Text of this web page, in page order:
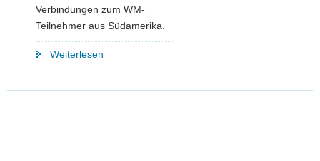
Verbindungen zum WM-
Teilnehmer aus Südamerika.
Weiterlesen